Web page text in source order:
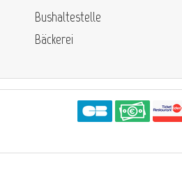
Bushaltestelle
Bäckerei